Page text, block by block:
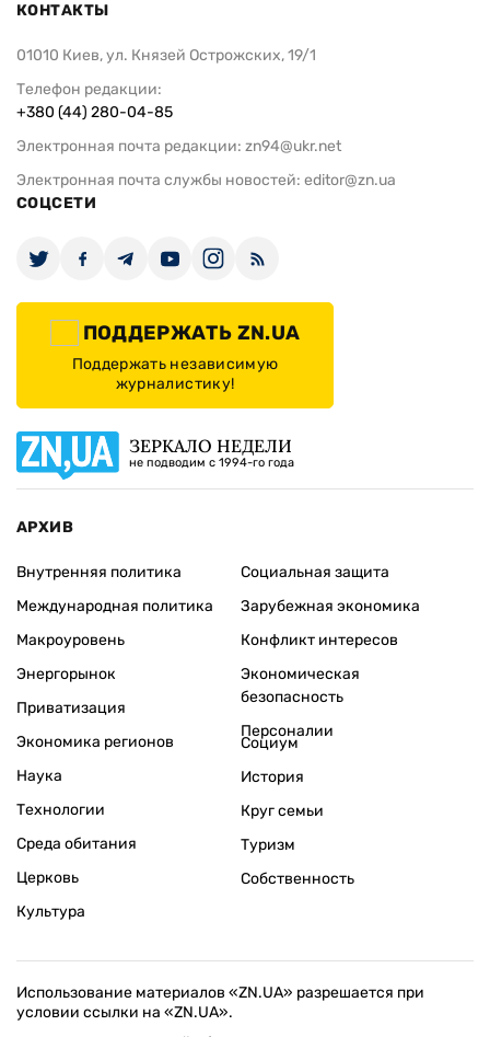
КОНТАКТЫ
01010 Киев, ул. Князей Острожских, 19/1
Телефон редакции:
+380 (44) 280-04-85
Электронная почта редакции: zn94@ukr.net
Электронная почта службы новостей: editor@zn.ua
СОЦСЕТИ
ПОДДЕРЖАТЬ ZN.UA
Поддержать независимую
журналистику!
ЗЕРКАЛО НЕДЕЛИ
не подводим с 1994-го года
АРХИВ
Внутренняя политика
Международная политика
Макроуровень
Энергорынок
Приватизация
Экономика регионов
Социальная защита
Зарубежная экономика
Конфликт интересов
Экономическая
безопасность
Персоналии
Наука
Технологии
Среда обитания
Церковь
Культура
Социум
История
Круг семьи
Туризм
Собственность
Использование материалов «ZN.UA» разрешается при
условии ссылки на «ZN.UA».